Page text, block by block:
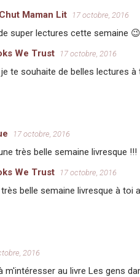
Maman Lit 17 octobre, 2016
super lectures cette semaine 😉
We Trust 17 octobre, 2016
te souhaite de belles lectures à
17 octobre, 2016
très belle semaine livresque !!!
We Trust 17 octobre, 2016
belle semaine livresque à toi
2016
m'intéresser au livre Les gens